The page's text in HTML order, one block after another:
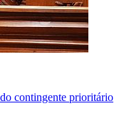
contingente prioritário